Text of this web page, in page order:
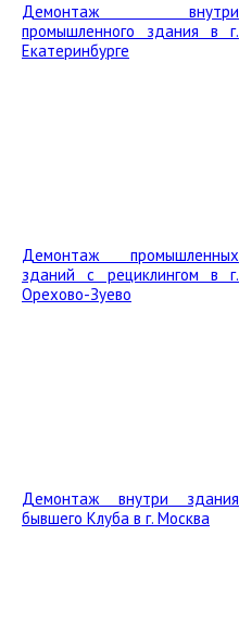
Демонтаж внутри
промышленного здания в г.
Екатеринбурге
Демонтаж промышленных
зданий с рециклингом в г.
Орехово-Зуево
Демонтаж внутри здания
бывшего Клуба в г. Москва